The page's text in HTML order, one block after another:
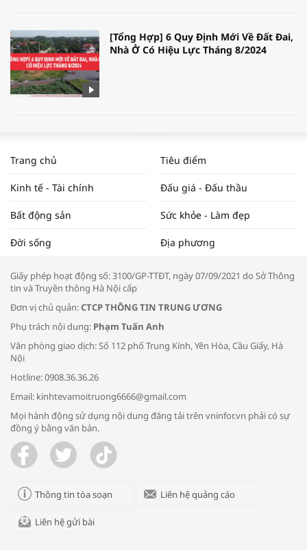
[Tổng Hợp] 6 Quy Định Mới Về Đất Đai,
Nhà Ở Có Hiệu Lực Tháng 8/2024
ĐẬP THỊ TRƯỜNG #62
Tọa đàm “Xúc tiến thương mại: Khơi
Bác sĩ tư vấn cách phòng tránh bệnh
đường hô hấp trong thời tiết giao mùa
Trao yêu thương cho em
Trang chủ Tiêu điểm
Kinh tế - Tài chính Đấu giá - Đấu thầu
Bất động sản Sức khỏe - Làm đẹp
Đời sống Địa phương
Giấy phép hoạt động số: 3100/GP-TTĐT, ngày 07/09/2021 do Sở Thông
tin và Truyền thông Hà Nội cấp
Đơn vị chủ quản:CTCP THÔNG TIN TRUNG ƯƠNG
Phụ trách nội dung: Phạm Tuấn Anh
Văn phòng giao dịch: Số 112 phố Trung Kính, Yên Hòa, Cầu Giấy, Hà
Nội
Hotline: 0908.36.36.26
Email: kinhtevamoitruong6666@gmail.com
Mọi hành động sử dụng nội dung đăng tải trên vninfor.vn phải có sự
đồng ý bằng văn bản.
Thông tin tòa soạn Liên hệ quảng cáo
Liên hệ gửi bài